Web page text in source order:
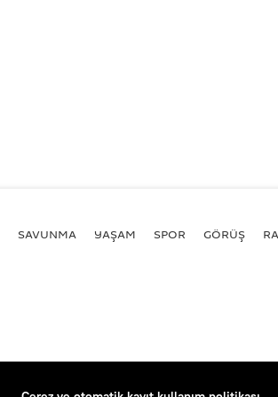
SAVUNMA YAŞAM SPOR GÖRÜŞ